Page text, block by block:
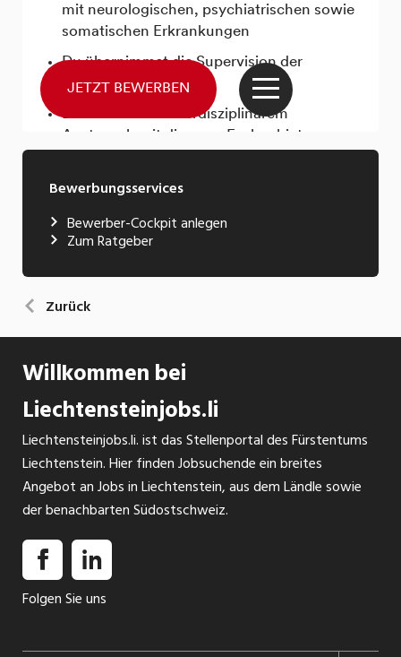
Bewerbungsservices
Bewerber-Cockpit anlegen
Zum Ratgeber
Zurück
Willkommen bei
Liechtensteinjobs.li
Liechtensteinjobs.li. ist das Stellenportal des Fürstentums
Liechtenstein. Hier finden Jobsuchende ein breites
Angebot an Jobs in Liechtenstein, aus dem Ländle sowie
der benachbarten Südostschweiz.
Folgen Sie uns